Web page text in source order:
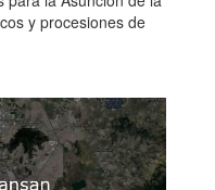
y procesiones de